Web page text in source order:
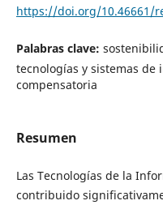
https://doi.org/10.46661/
Palabras clave:
tecnologías y sistemas
compensatoria
Resumen
Las Tecnologías de la
contribuido